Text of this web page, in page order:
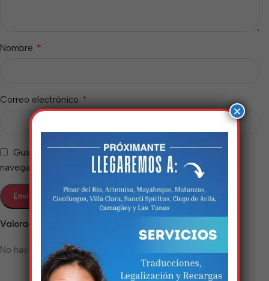
Valoraciones
No hay valoraciones aún.
Nombre *
Correo electrónico *
Guarda mi nombre, correo electrónico y web en este
navegador para la próxima vez que comente.
×
Estamos trabalhando
nisso!
Em breve, esta página estará
disponível com novidades